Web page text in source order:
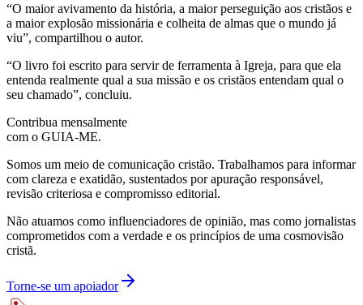
“O maior avivamento da história, a maior perseguição aos cristãos e
a maior explosão missionária e colheita de almas que o mundo já
viu”, compartilhou o autor.
“O livro foi escrito para servir de ferramenta à Igreja, para que ela
entenda realmente qual a sua missão e os cristãos entendam qual o
seu chamado”, concluiu.
Contribua mensalmente
com o GUIA-ME.
Somos um meio de comunicação cristão. Trabalhamos para informar
com clareza e exatidão, sustentados por apuração responsável,
revisão criteriosa e compromisso editorial.
Não atuamos como influenciadores de opinião, mas como jornalistas
comprometidos com a verdade e os princípios de uma cosmovisão
cristã.
Torne-se um apoiador